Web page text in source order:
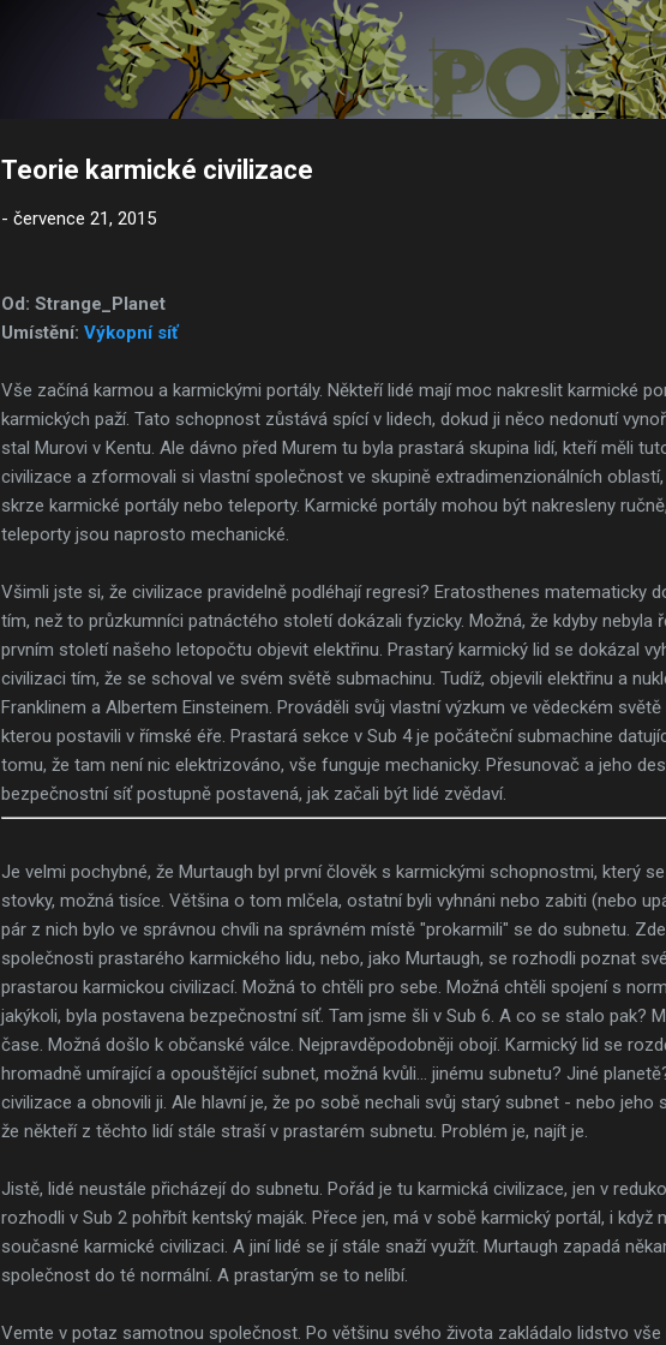
Přeskočit na hlavní obsah
Teorie karmické civilizace
- července 21, 2015
Od: Strange_Planet
Umístění: Výkopní síť
Vše začíná karmou a karmickými portály. Někteří lidé mají moc nakreslit karmické
karmických paží. Tato schopnost zůstává spící v lidech, dokud ji něco nedonutí
stal Murovi v Kentu. Ale dávno před Murem tu byla prastará skupina lidí, kteří měli
civilizace a zformovali si vlastní společnost ve skupině extradimenzionálních
skrze karmické portály nebo teleporty. Karmické portály mohou být nakresleny
teleporty jsou naprosto mechanické.
Všimli jste si, že civilizace pravidelně podléhají regresi? Eratosthenes matematicky
tím, než to průzkumníci patnáctého století dokázali fyzicky. Možná, že kdyby nebyla
prvním století našeho letopočtu objevit elektřinu. Prastarý karmický lid se dokázal
civilizaci tím, že se schoval ve svém světě submachinu. Tudíž, objevili elektřinu a
Franklinem a Albertem Einsteinem. Prováděli svůj vlastní výzkum ve vědeckém
kterou postavili v římské éře. Prastará sekce v Sub 4 je počáteční submachine
tomu, že tam není nic elektrizováno, vše funguje mechanicky. Přesunovač a jeho
bezpečnostní síť postupně postavená, jak začali být lidé zvědaví.
Je velmi pochybné, že Murtaugh byl první člověk s karmickými schopnostmi, který
stovky, možná tisíce. Většina o tom mlčela, ostatní byli vyhnáni nebo zabiti (nebo
pár z nich bylo ve správnou chvíli na správném místě "prokarmili" se do subnetu.
společnosti prastarého karmického lidu, nebo, jako Murtaugh, se rozhodli poznat
prastarou karmickou civilizací. Možná to chtěli pro sebe. Možná chtěli spojení s
jakýkoli, byla postavena bezpečnostní síť. Tam jsme šli v Sub 6. A co se stalo pak?
čase. Možná došlo k občanské válce. Nejpravděpodobněji obojí. Karmický lid se
hromadně umírající a opouštějící subnet, možná kvůli… jinému subnetu? Jiné
civilizace a obnovili ji. Ale hlavní je, že po sobě nechali svůj starý subnet - nebo jeho
že někteří z těchto lidí stále straší v prastarém subnetu. Problém je, najít je.
Jistě, lidé neustále přicházejí do subnetu. Pořád je tu karmická civilizace, jen v
rozhodli v Sub 2 pohřbít kentský maják. Přece jen, má v sobě karmický portál, i když
současné karmické civilizaci. A jiní lidé se jí stále snaží využít. Murtaugh zapadá
společnost do té normální. A prastarým se to nelíbí.
Vemte v potaz samotnou společnost. Po většinu svého života zakládalo lidstvo vše